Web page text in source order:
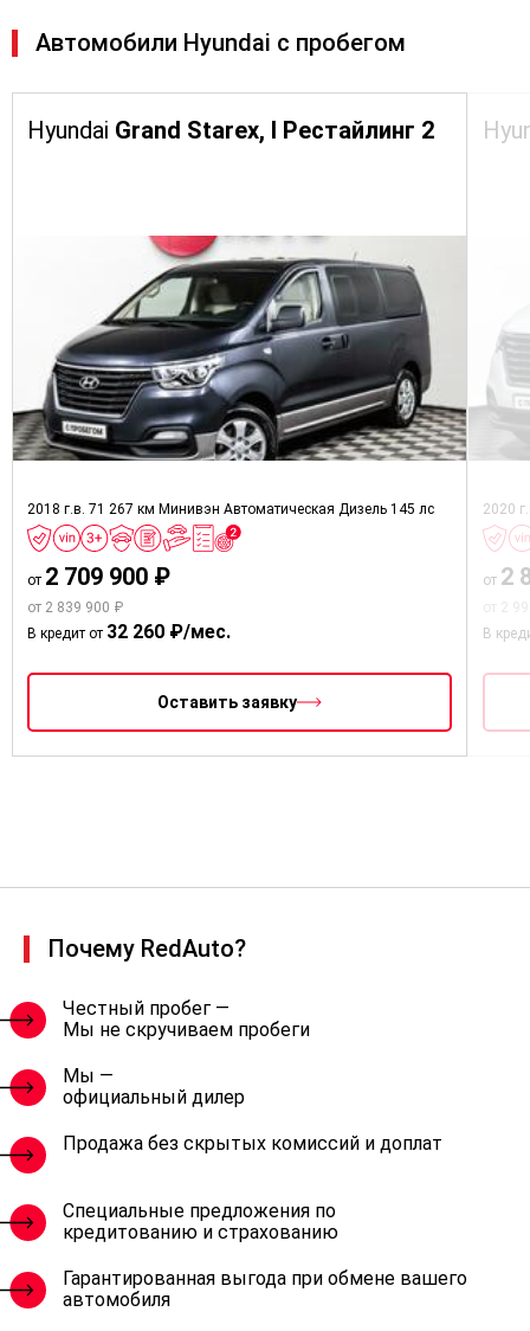
Автомобили Hyundai с пробегом
Hyundai Grand Starex, I Рестайлинг 2
2018 г.в. 71 267 км Минивэн Автоматическая Дизель 145 лс
от 2 709 900 ₽
от 2 839 900 ₽
В кредит от 32 260 ₽/мес.
Оставить заявку
2020
от 2
В
Почему RedAuto?
Честный пробег —
Мы не скручиваем пробеги
Мы —
официальный дилер
Продажа без скрытых комиссий и доплат
Специальные предложения по
кредитованию и страхованию
Гарантированная выгода при обмене вашего
автомобиля